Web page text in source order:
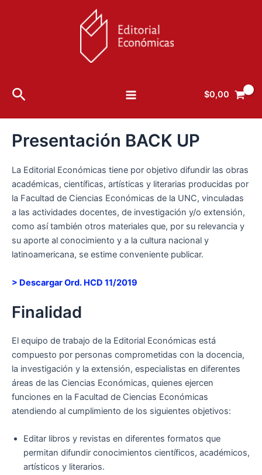
Buscar
Menu
$0,00
Presentación BACK UP
La Editorial Económicas tiene por objetivo difundir las obras
académicas, científicas, artísticas y literarias producidas por
la Facultad de Ciencias Económicas de la UNC, vinculadas
a las actividades docentes, de investigación y/o extensión,
como así también otros materiales que, por su relevancia y
su aporte al conocimiento y a la cultura nacional y
latinoamericana, se estime conveniente publicar.
> Descargar Ord. HCD 11/2019
Finalidad
El equipo de trabajo de la Editorial Económicas está
compuesto por personas comprometidas con la docencia,
la investigación y la extensión, especialistas en diferentes
áreas de las Ciencias Económicas, quienes ejercen
funciones en la Facultad de Ciencias Económicas
atendiendo al cumplimiento de los siguientes objetivos:
Editar libros y revistas en diferentes formatos que
permitan difundir conocimientos científicos, académicos,
artísticos y literarios.